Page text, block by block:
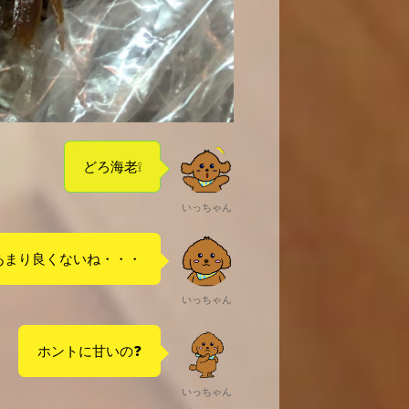
どろ海老❕
いっちゃん
り良くないね・・・
いっちゃん
ホントに甘いの❓
いっちゃん